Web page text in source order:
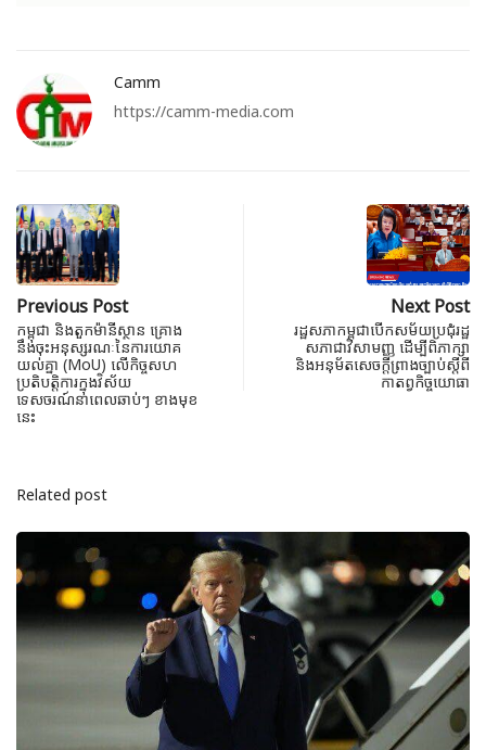
Camm
https://camm-media.com
Previous Post
កម្ពុជា និងតួកម៉ានីស្ថាន គ្រោង
នឹងចុះអនុស្សរណៈនៃការយោគ
យល់គ្នា (MoU) លើកិច្ចសហ
ប្រតិបត្តិការក្នុងវិស័យ
ទេសចរណ៍នាពេលឆាប់ៗ ខាងមុខ
នេះ
Next Post
រដ្ឋសភាកម្ពុជាបេីកសម័យប្រជុំរដ្ឋ
សភាជាវិសាមញ្ញ ដើម្បីពិភាក្សា
និងអនុម័តសេចក្តី​ព្រាងច្បាប់ស្តីពី
កាតព្វកិច្ចយោធា
Related post